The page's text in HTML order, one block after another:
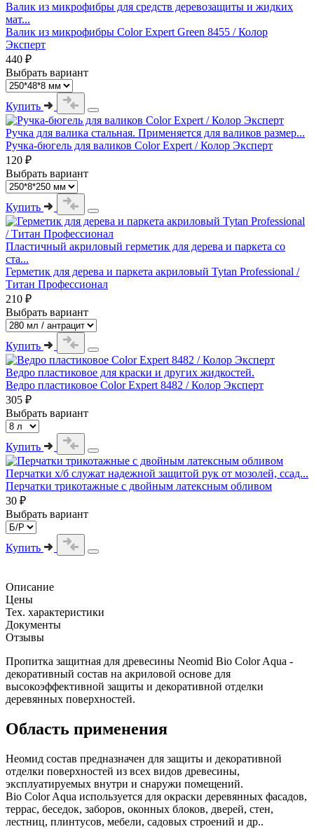
Валик из микрофибры для средств деревозащиты и жидких
мат...
Валик из микрофибры Color Expert Green 8455 / Колор
Эксперт
440 ₽
Выбрать вариант
Купить
Ручка для валика стальная. Применяется для валиков размер...
Ручка-бюгель для валиков Color Expert / Колор Эксперт
120 ₽
Выбрать вариант
Купить
Пластичный акриловый герметик для дерева и паркета со
ста...
Герметик для дерева и паркета акриловый Tytan Professional /
Титан Профессионал
210 ₽
Выбрать вариант
Купить
Ведро пластиковое для краски и других жидкостей.
Ведро пластиковое Color Expert 8482 / Колор Эксперт
305 ₽
Выбрать вариант
Купить
Перчатки х/б служат надежной защитой рук от мозолей, ссад...
Перчатки трикотажные с двойным латексным обливом
30 ₽
Выбрать вариант
Купить
Описание
Цены
Тех. характеристики
Документы
Отзывы
Пропитка защитная для древесины Neomid Bio Color Aqua -
декоративный состав на акриловой основе для
высокоэффективной защиты и декоративной отделки
деревянных поверхностей.
Область применения
Неомид состав предназначен для защиты и декоративной
отделки поверхностей из всех видов древесины,
эксплуатируемых внутри и снаружи помещений.
Bio Color Aqua используется для окраски деревянных фасадов,
террас, беседок, заборов, оконных блоков, дверей, стен,
лестниц, плинтусов, мебели, садовых строений и др..